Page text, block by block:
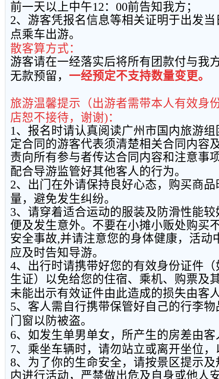
前一天以上中午12： 00前告知我方；
2、游客凭报名信息等相关证明于出发
点乘车出游。
散客算方式：
游客请在一经落实后将所有团款付与我
无款预留， 一经预定不支持数量变更。
旅游温馨提示（出游者需带本人有效身
店恕不接待，谢谢)：
1、报名时请认真阅读广州市国内旅游
定合同的游客代表须清楚相关合同内容
责向所有参与者传达合同内容和注意事
配合导游监管好其他客人的行为。
2、出门在外请保持良好心态，购买商
量，避免发生纠纷。
3、请穿着适合运动的服装及防滑性能
便及发生意外。不要在小摊小贩处购买
安全事故,并请注意您的身体健康，活动
应及时告知导游。
4、出行时请携带好您的有效身份证件
生证）以免给您的住宿、乘机、购票及
未能出示有效证件由此造成的损失由客
5、客人需自行携带保管好自己的行李
门窗以防被盗。
6、如发生单男单女，所产生的房差由客
7、乘坐车辆时，请勿站立或离开坐位
8、为了你的生命安全，请按景区提示
内进行活动，严禁做出危及自身或他人